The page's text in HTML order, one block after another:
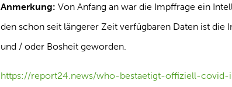
Anmerkung: Von Anfang an war die Impffrage ein
den schon seit längerer Zeit verfügbaren Daten ist die
und / oder Bosheit geworden.
https://report24.news/who-bestaetigt-offiziell-